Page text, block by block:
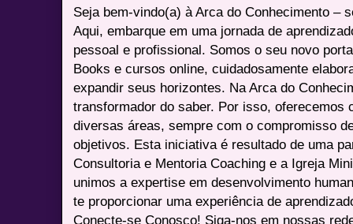
Seja bem-vindo(a) à Arca do Conhecimento –
Aqui, embarque em uma jornada de
pessoal e profissional. Somos o seu novo
Books e cursos online, cuidadosamente
expandir seus horizontes. Na Arca do
transformador do saber. Por isso, oferecemos
diversas áreas, sempre com o compromisso
objetivos. Esta iniciativa é resultado de uma
Consultoria e Mentoria Coaching e a Igreja
unimos a expertise em desenvolvimento
te proporcionar uma experiência de
Conecte-se Conosco! Siga-nos em nossas